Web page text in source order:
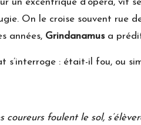
On le croise souvent rue
années, Grindanamusa prédit
s’interroge : était-il fou, ou
coureurs foulent le sol,